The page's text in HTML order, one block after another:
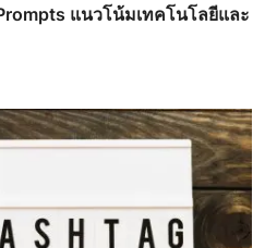
แนวโน้มเทคโนโลยีและ